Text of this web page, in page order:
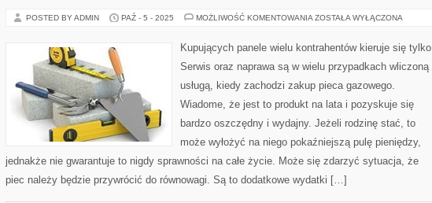
POSTED BY ADMIN PAŹ - 5 - 2025 MOŻLIWOŚĆ KOMENTOWANIA POZYSKUJĄC
NASZEGO
DOMU
MIESZKANIA
ZOSTAŁA WYŁĄCZONA
Kupujących panele wielu kontrahentów kieruje się tylko
Serwis oraz naprawa są w wielu przypadkach wliczoną
usługą, kiedy zachodzi zakup pieca gazowego.
Wiadome, że jest to produkt na lata i pozyskuje się
bardzo oszczędny i wydajny. Jeżeli rodzinę stać, to
może wyłożyć na niego pokaźniejszą pulę pieniędzy,
jednakże nie gwarantuje to nigdy sprawności na całe życie. Może się zdarzyć sytuacja, że
piec należy będzie przywrócić do równowagi. Są to dodatkowe wydatki […]